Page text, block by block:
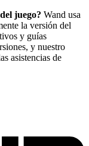
juego? Wand usa
la versión del
y guías
y nuestro
asistencias de